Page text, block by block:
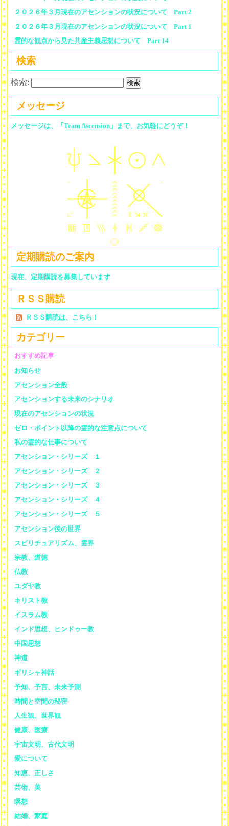
２０２６年３月現在のアセンションの状況について Part 2
２０２６年３月現在のアセンションの状況について Part 1
霊的な観点から見た共産主義思想について Part 14
検索
検索:
メッセージ
メッセージは、「Team Ascension」まで、お気軽にどうぞ！
定期購読のご案内
現在、定期購読を募集しています
ＲＳＳ購読
ＲＳＳ購読は、こちら！
カテゴリー
おすすめ記事
お知らせ
アセンション全般
アセンションする未来のシナリオ
現在のアセンションの状況
ゼロ・ポイント以降の霊的な注意点について
私の霊的な仕事について
アセンション・シリーズ １
アセンション・シリーズ ２
アセンション・シリーズ ３
アセンション・シリーズ ４
アセンション・シリーズ ５
アセンション後の世界
スピリチュアリズム、霊界
宗教、道徳
仏教
ユダヤ教
キリスト教
イスラム教
インド思想、ヒンドゥー教
中国思想
神道
ギリシャ神話
予知、予言、未来予測
時間と空間の秘密
人生観、世界観
健康、医療
宇宙文明、古代文明
愛について
知恵、正しさ
芸術、美
瞑想
結婚、家庭